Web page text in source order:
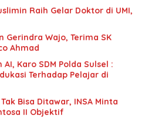
Raih Gelar Doktor di UMI,
Gerindra Wajo, Terima SK
Ahmad
Karo SDM Polda Sulsel :
Terhadap Pelajar di
Bisa Ditawar, INSA Minta
II Objektif